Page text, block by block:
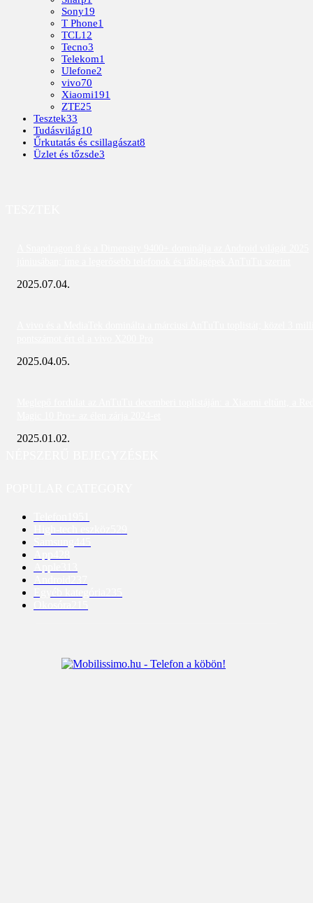
Sony19
T Phone1
TCL12
Tecno3
Telekom1
Ulefone2
vivo70
Xiaomi191
ZTE25
Tesztek33
Tudásvilág10
Űrkutatás és csillagászat8
Üzlet és tőzsde3
2025.07.04.
2025.04.05.
2025.01.02.